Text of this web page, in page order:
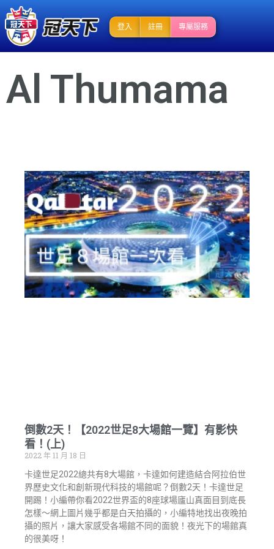
登入 註冊 專屬服務
Al Thumama
倒數2天！【2022世足8大場館一覽】有影快
看！(上)
2022 年 11 月 18 日
卡達世足2022總共有8大場館，卡達如何建造結合阿拉伯世
界歷史文化和創新現代科技的場館呢？倒數2天！卡達世足
開踢！小編帶你看2022世界盃的8座球場廬山真面目到底長
怎樣～網上圖片幾乎都是白天拍攝的，小編特地找出夜晚拍
攝的照片，讓大家感受各場館不同的面貌！夜光下的場館真
的很美呀！